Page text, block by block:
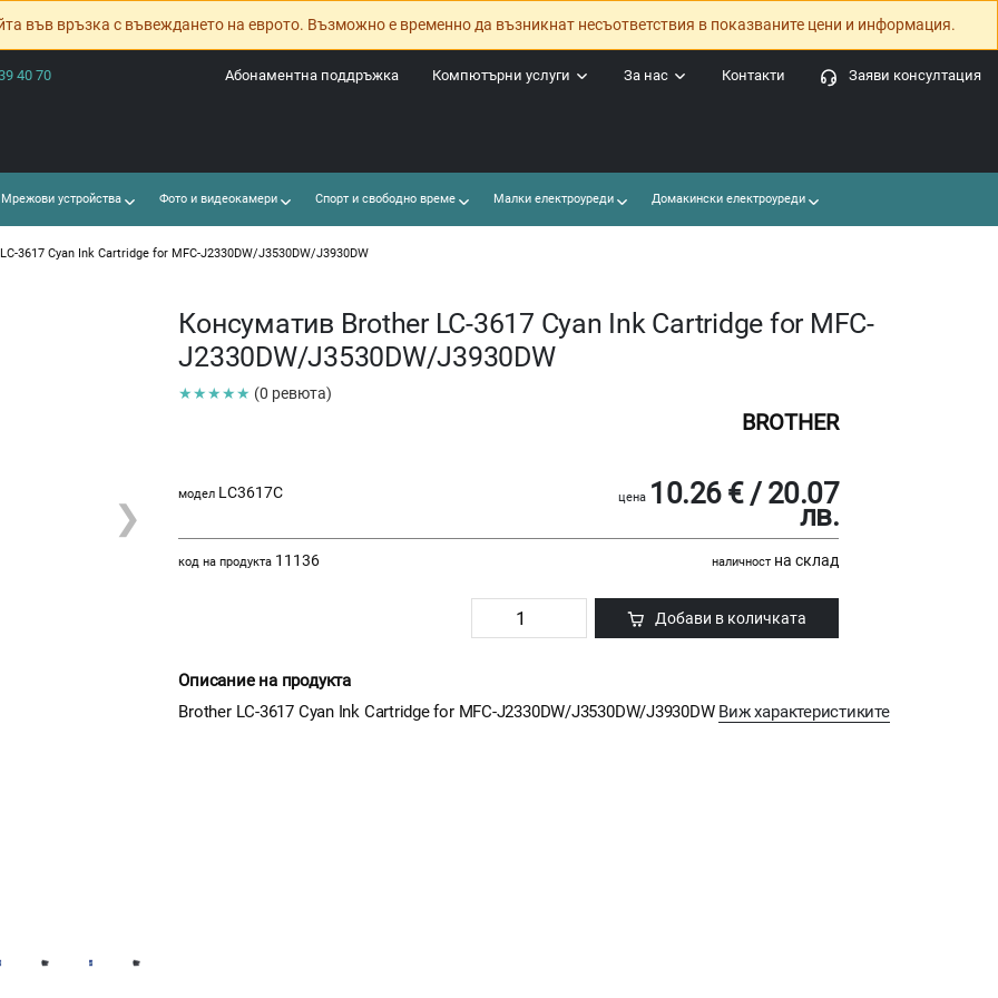
във връзка с въвеждането на еврото. Възможно е временно да възникнат несъответствия в показваните цени и информация.
40 70 Заяви консултация
Контакти
За нас
Компютърни услуги
Абонаментна поддръжка
устройства Фото и видеокамери Спорт и свободно време Малки електроуреди Домакински електроуреди
3617 Cyan Ink Cartridge for MFC-J2330DW/J3530DW/J3930DW
❯
Консуматив Brother LC-3617 Cyan Ink Cartridge for MFC-
J2330DW/J3530DW/J3930DW
★★★★★ (0 ревюта)
BROTHER
модел LC3617C цена 10.26 € / 20.07
лв.
код на продукта 11136 наличност на склад
Добави в количката
Описание на продукта
Brother LC-3617 Cyan Ink Cartridge for MFC-J2330DW/J3530DW/J3930DW Виж характеристиките